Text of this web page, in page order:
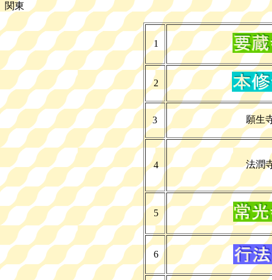
関東
1
2
3 願生
4 法潤
5
6